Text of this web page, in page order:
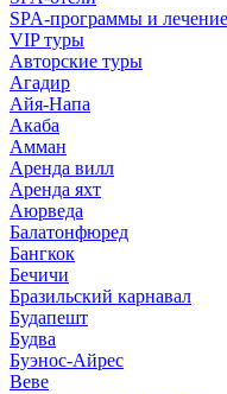
SPA-программы и лечение
VIP туры
Авторские туры
Агадир
Айя-Напа
Акаба
Амман
Аренда вилл
Аренда яхт
Аюрведа
Балатонфюред
Бангкок
Бечичи
Бразильский карнавал
Будапешт
Будва
Буэнос-Айрес
Веве